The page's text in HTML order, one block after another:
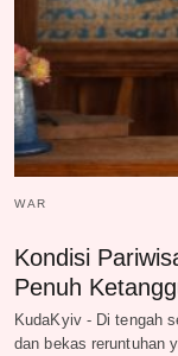
WAR
Kondisi
Penuh
KudaKyiv - Di tengah
dan bekas reruntuhan